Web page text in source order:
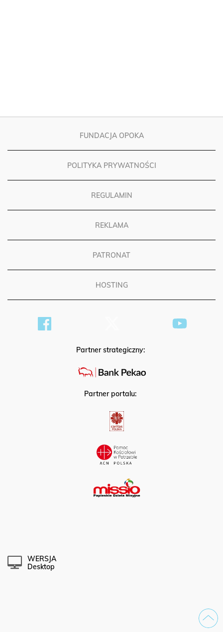
FUNDACJA OPOKA
POLITYKA PRYWATNOŚCI
REGULAMIN
REKLAMA
PATRONAT
HOSTING
Partner strategiczny:
Partner portalu:
WERSJA
Desktop